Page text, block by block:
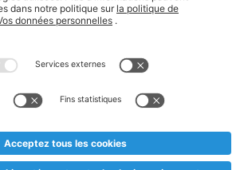
astérisque et mentions légales
temporairement et jusqu'à
bien étudié, nous serions
de stock. Prix Recupel et TVA incl.
de la forme masculine a été adoptée